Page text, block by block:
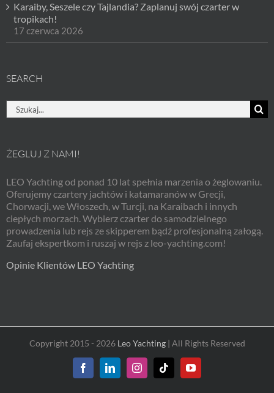
Karaiby, Seszele czy Tajlandia? Zaplanuj swój czarter w
tropikach!
17 czerwca 2026
SEARCH
Szukaj
ŻEGLUJ Z NAMI!
LEO Yachting od ponad 10 lat spełnia marzenia o żeglowaniu.
Oferujemy czartery jachtów i katamaranów w Grecji,
Chorwacji, we Włoszech, w Turcji, na Karaibach i innych
ciepłych morzach. Wybierz czarter do samodzielnego
prowadzenia lub rejs ze skipperem bądź profesjonalną załogą.
Zaufaj ekspertkom i ruszaj w rejs z leo-yachting.com!
Opinie Klientów LEO Yachting
Copyright 2015 - 2026 Leo Yachting| All Rights Reserved
FacebookLinkedInInstagramTiktokYouTube